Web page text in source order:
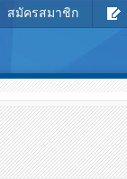
สมัครสมาชิก